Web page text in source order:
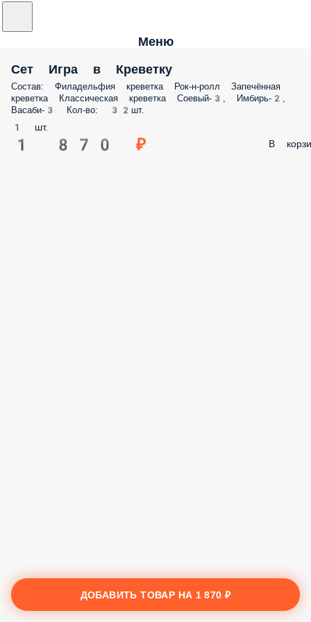
Меню
Сет Игра в Креветку
Состав: Филадельфия креветка Рок-н-ролл Запечённая
креветка Классическая креветка Соевый-3, Имбирь-2,
Васаби-3 Кол-во: 32шт.
1 шт.
1 870 ₽ В
ДОБАВИТЬ ТОВАР НА 1 870 ₽